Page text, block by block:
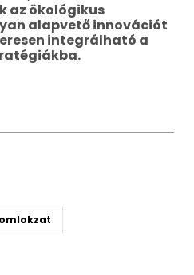
az ökológikus
alapvető innovációt
integrálható a